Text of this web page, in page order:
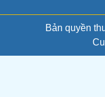
Bản quyền